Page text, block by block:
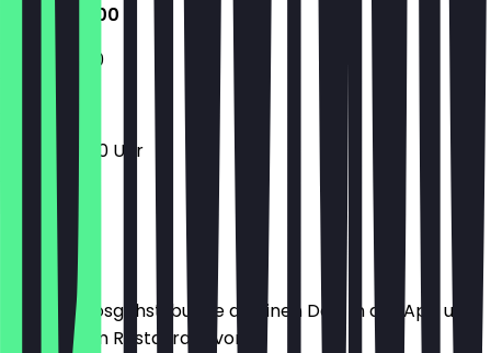
11:00 - 22:00
11:00 - 21:00
11:00 - 22:00 Uhr
Bevor du losgehst, buche dir einen Deal in der App und
zeige ihn im Restaurant vor.